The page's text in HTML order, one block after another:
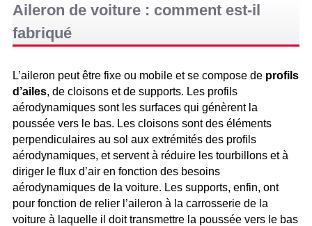
Aileron de voiture : comment est-il
fabriqué
L’aileron peut être fixe ou mobile et se compose de profils
d’ailes, de cloisons et de supports. Les profils
aérodynamiques sont les surfaces qui génèrent la
poussée vers le bas. Les cloisons sont des éléments
perpendiculaires au sol aux extrémités des profils
aérodynamiques, et servent à réduire les tourbillons et à
diriger le flux d’air en fonction des besoins
aérodynamiques de la voiture. Les supports, enfin, ont
pour fonction de relier l’aileron à la carrosserie de la
voiture à laquelle il doit transmettre la poussée vers le bas